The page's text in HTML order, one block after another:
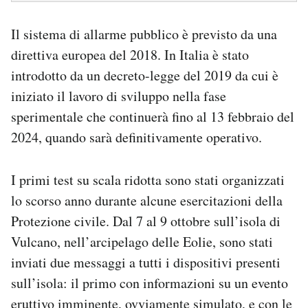
Il sistema di allarme pubblico è previsto da una
direttiva europea del 2018. In Italia è stato
introdotto da un decreto-legge del 2019 da cui è
iniziato il lavoro di sviluppo nella fase
sperimentale che continuerà fino al 13 febbraio del
2024, quando sarà definitivamente operativo.
I primi test su scala ridotta sono stati organizzati
lo scorso anno durante alcune esercitazioni della
Protezione civile. Dal 7 al 9 ottobre sull’isola di
Vulcano, nell’arcipelago delle Eolie, sono stati
inviati due messaggi a tutti i dispositivi presenti
sull’isola: il primo con informazioni su un evento
eruttivo imminente, ovviamente simulato, e con le